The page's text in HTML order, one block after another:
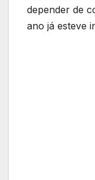
depender de
ano já esteve